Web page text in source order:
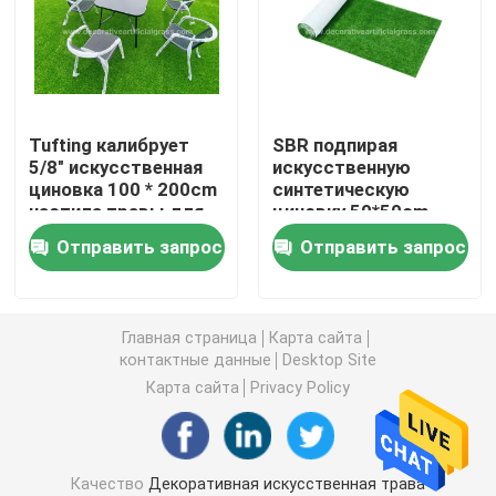
Искусственная дерновина травы
Лепестки искусственных цветов
Шарик искусственного цветка
Искусственные заводы украшения
Декоративные орнаменты
Искусственная циновка мха
Tufting калибрует
5/8" искусственная
циновка 100 * 200cm
настила травы для
террасы балкона
Отправить запрос
SBR подпирая
искусственную
синтетическую
циновку 50*50cm
травы 50mm с
отверстиями
дренажа
Отправить запрос
Главная страница
Карта сайта
контактные данные
Desktop Site
Карта сайта
Privacy Policy
Качество Декоративная искусственная трава